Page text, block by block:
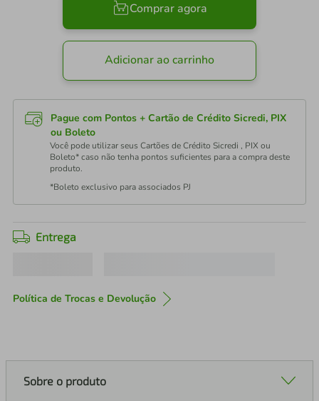
Comprar agora
Adicionar ao carrinho
Pague com Pontos + Cartão de Crédito Sicredi, PIX
ou Boleto
Você pode utilizar seus Cartões de Crédito Sicredi , PIX ou
Boleto* caso não tenha pontos suficientes para a compra deste
produto.
*Boleto exclusivo para associados PJ
Entrega
Política de Trocas e Devolução
Sobre o produto